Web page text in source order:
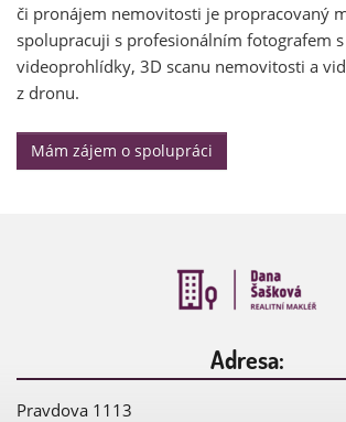
či pronájem nemovitosti je propracovaný
spolupracuji s profesionálním fotografem
videoprohlídky, 3D scanu nemovitosti a
z dronu.
Mám zájem o spolupráci
Adresa:
Pravdova 1113